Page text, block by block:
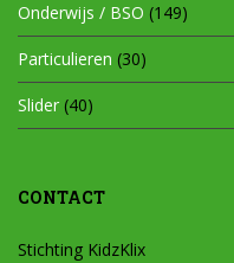
Onderwijs / BSO (149)
Particulieren (30)
Slider (40)
CONTACT
Stichting KidzKlix